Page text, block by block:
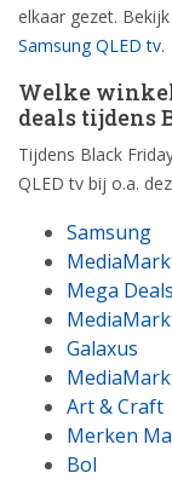
elkaar gezet.
Samsung QLED tv.
Welke
deals tijdens
Tijdens Black
QLED tv bij o.a.
Samsung
Mega Deals
Galaxus
Art & Craft
Merken
Bol